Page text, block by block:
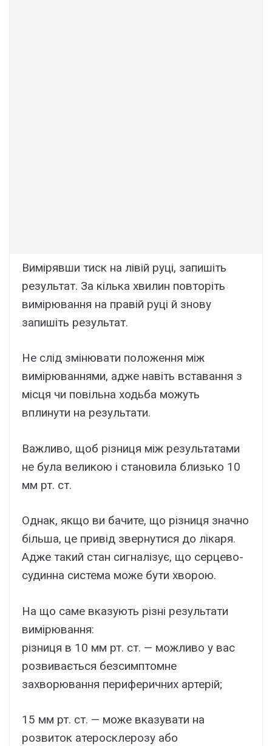
Вимірявши тиск на лівій руці, запишіть
результат. За кілька хвилин повторіть
вимірювання на правій руці й знову
запишіть результат.
Не слід змінювати положення між
вимірюваннями, адже навіть вставання з
місця чи повільна ходьба можуть
вплинути на результати.
Важливо, щоб різниця між результатами
не була великою і становила близько 10
мм рт. ст.
Однак, якщо ви бачите, що різниця значно
більша, це привід звернутися до лікаря.
Адже такий стан сигналізує, що серцево-
судинна система може бути хворою.
На що саме вказують різні результати
вимірювання:
різниця в 10 мм рт. ст. — можливо у вас
розвивається безсимптомне
захворювання периферичних артерій;
15 мм рт. ст. — може вказувати на
розвиток атеросклерозу або